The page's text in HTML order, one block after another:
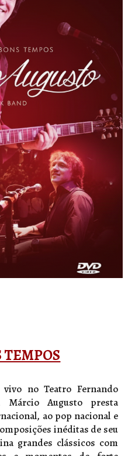
TEMPOS
no Teatro Fernando
Márcio Augusto presta
ao pop nacional e
inéditas de seu
grandes clássicos com